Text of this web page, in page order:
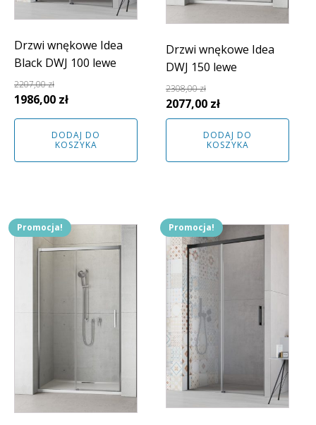
Drzwi wnękowe Idea
Black DWJ 100 lewe
2207,00zł
Pierwotna
cena
wynosiła:
2207,00 zł.
1986,00 złAktualna
cena
wynosi:
1986,00 zł.
DODAJ DO
KOSZYKA
Drzwi wnękowe Idea
DWJ 150 lewe
2308,00zł
Pierwotna
cena
wynosiła:
2308,00 zł.
2077,00 złAktualna
cena
wynosi:
DODAJ DO
KOSZYKA
Promocja! Promocja!